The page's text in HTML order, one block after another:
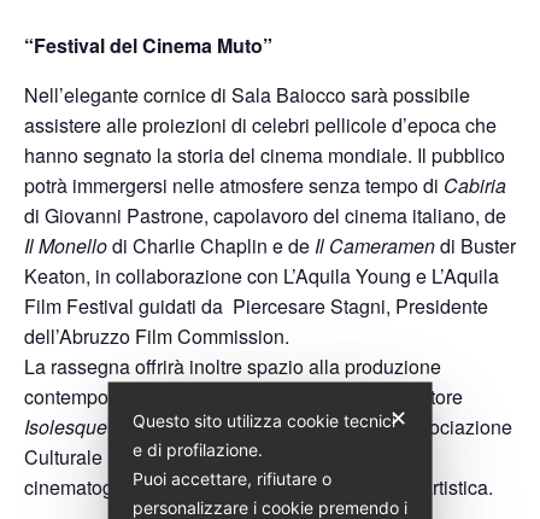
“Festival del Cinema Muto”
Nell’elegante cornice di Sala Baiocco sarà possibile
assistere alle proiezioni di celebri pellicole d’epoca che
hanno segnato la storia del cinema mondiale. Il pubblico
potrà immergersi nelle atmosfere senza tempo di Cabiria
di Giovanni Pastrone, capolavoro del cinema italiano, de
Il Monellodi Charlie Chaplin e de Il Cameramendi Buster
Keaton, in collaborazione con L’Aquila Young e L’Aquila
Film Festival guidati da Piercesare Stagni, Presidente
dell’Abruzzo Film Commission.
La rassegna offrirà inoltre spazio alla produzione
contemporanea con la proiezione del corto d’autore
Isolesque di Giovanni Berardi, prodotto dall’Associazione
Culturale FilmAQuì, in un dialogo tra memoria
cinematografica e nuove forme di espressione artistica.
✕
Questo sito utilizza cookie tecnici
e di profilazione.
Puoi accettare, rifiutare o
personalizzare i cookie premendo i